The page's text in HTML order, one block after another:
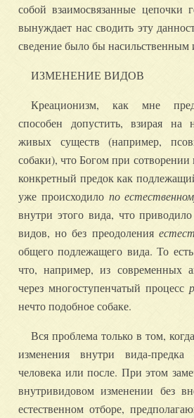
собой взаимосвязанные цепочки
вынуждает нас сводить эту
сведение было бы насильственным
ИЗМЕНЕНИЕ ВИДОВ
Креационизм, как мне
способен допустить, взирая на
живых существ (например,
собаки), что Богом при сотворении
конкретный предок как
уже происходило по
внутри этого вида, что
видов, но без преодоления
общего подлежащего вида. То
что, например, из современных
через многоступенчатый процесс
нечто подобное собаке.
Вся проблема только в том,
изменения внутри вида-
человека или после. При этом
внутривидовом изменении без
естественном отборе,